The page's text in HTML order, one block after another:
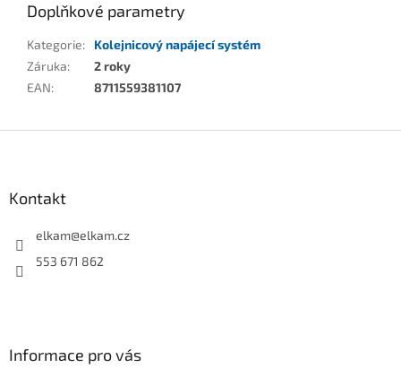
Doplňkové parametry
Kategorie:
Kolejnicový napájecí systém
Záruka:
2 roky
EAN: 8711559381107
Kontakt
elkam@elkam.cz
553 671 862
Informace pro vás